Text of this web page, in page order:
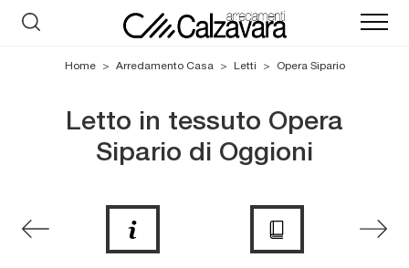
Home > Arredamento Casa > Letti > Opera Sipario
Letto in tessuto Opera
Sipario di Oggioni